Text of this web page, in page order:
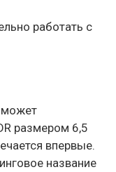
работать с
может
размером 6,5
впервые.
название